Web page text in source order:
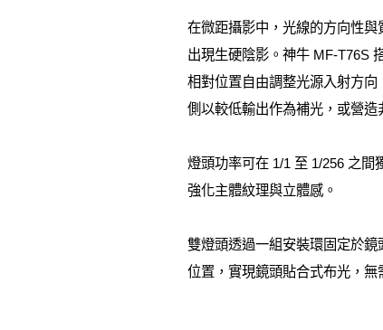
在微距攝影中，光線的方向性
出現生硬陰影。神牛 MF-T76S
相對位置自由調整光源入射方
側以較低輸出作為補光，或營造
燈頭功率可在 1/1 至 1/256 之
強化主體紋理與立體感。
雙燈頭透過一組安裝環固定於
位置，實現鏡頭貼合式布光，無